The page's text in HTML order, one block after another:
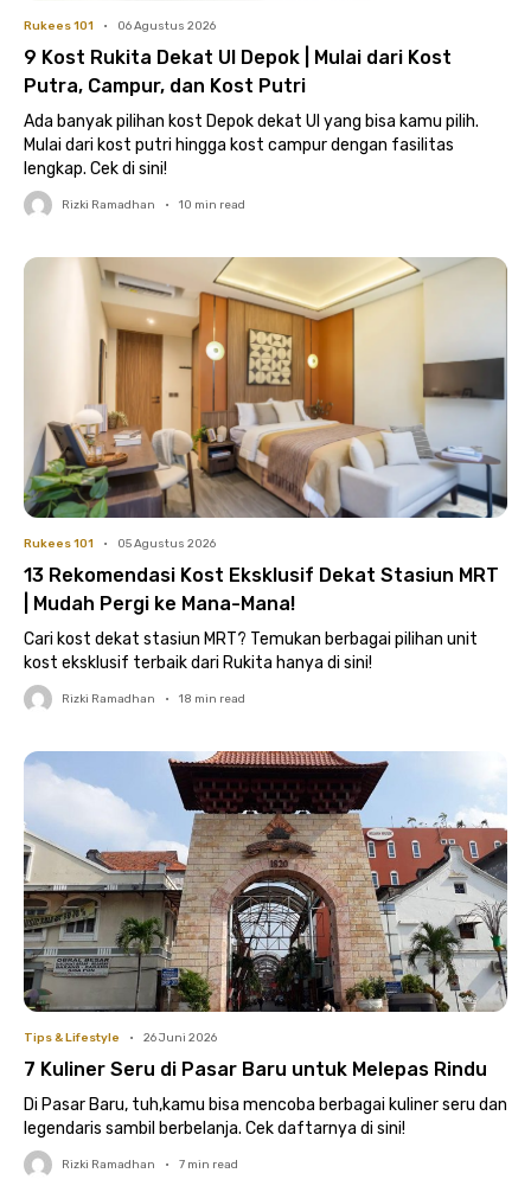
Rukees 101 • 06 Agustus 2026
9 Kost Rukita Dekat UI Depok | Mulai dari Kost
Putra, Campur, dan Kost Putri
Ada banyak pilihan kost Depok dekat UI yang bisa kamu pilih.
Mulai dari kost putri hingga kost campur dengan fasilitas
lengkap. Cek di sini!
Rizki Ramadhan • 10 min read
Rukees 101 • 05 Agustus 2026
13 Rekomendasi Kost Eksklusif Dekat Stasiun MRT
| Mudah Pergi ke Mana-Mana!
Cari kost dekat stasiun MRT? Temukan berbagai pilihan unit
kost eksklusif terbaik dari Rukita hanya di sini!
Rizki Ramadhan • 18 min read
Tips & Lifestyle • 26 Juni 2026
7 Kuliner Seru di Pasar Baru untuk Melepas Rindu
Di Pasar Baru, tuh,kamu bisa mencoba berbagai kuliner seru dan
legendaris sambil berbelanja. Cek daftarnya di sini!
Rizki Ramadhan • 7 min read